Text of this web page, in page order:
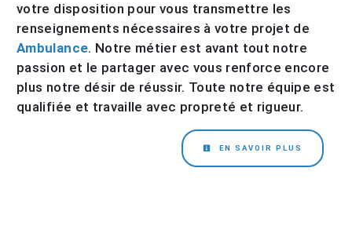
votre disposition pour vous transmettre les
renseignements nécessaires à votre projet de
Ambulance. Notre métier est avant tout notre
passion et le partager avec vous renforce encore
plus notre désir de réussir. Toute notre équipe est
qualifiée et travaille avec propreté et rigueur.
EN SAVOIR PLUS